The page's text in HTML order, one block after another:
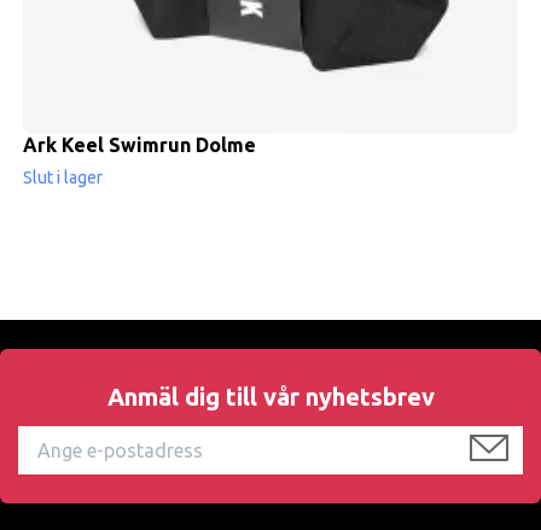
Ark Keel Swimrun Dolme
Slut i lager
Anmäl dig till vår nyhetsbrev